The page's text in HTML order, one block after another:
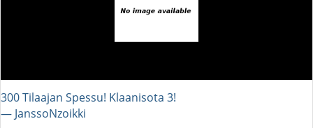
300 Tilaajan Spessu! Klaanisota 3!
― JanssoNzoikki